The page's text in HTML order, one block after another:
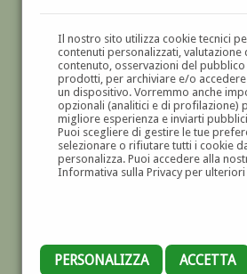
Il nostro sito utilizza cookie tecnici
contenuti personalizzati, valutazione
contenuto, osservazioni del
prodotti, per archiviare e/o
un dispositivo. Vorremmo anche
opzionali (analitici e di profilazione)
migliore esperienza e inviarti
Puoi scegliere di gestire le tue
selezionare o rifiutare tutti i cookie
personalizza. Puoi accedere alla
Informativa sulla Privacy per
PERSONALIZZA ACCETTA
GALLERIAD'ARTE
DIPINTI E SCULTURE